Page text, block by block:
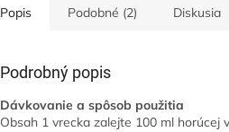
Popis Podobné (2) Diskusia
Podrobný popis
Dávkovanie a spôsob použitia
Obsah 1 vrecka zalejte 100 ml horúcej